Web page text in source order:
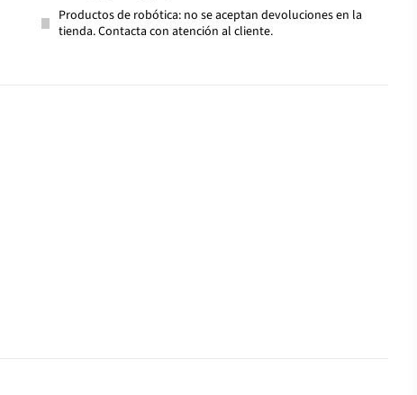
Productos de robótica: no se aceptan devoluciones en la
tienda. Contacta con atención al cliente.